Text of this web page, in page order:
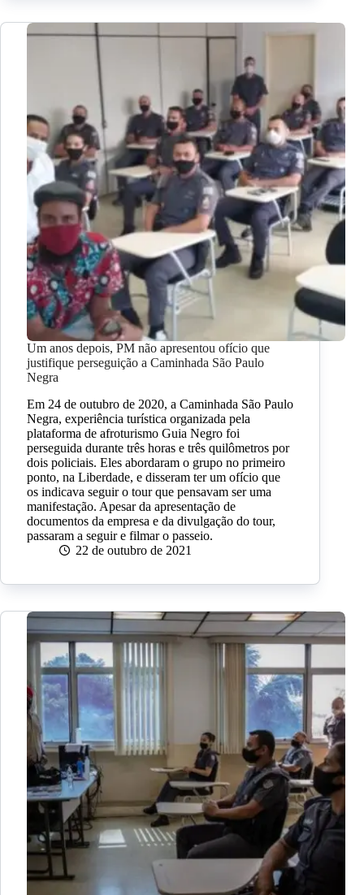
Um anos depois, PM não apresentou ofício que
justifique perseguição a Caminhada São Paulo
Negra
Em 24 de outubro de 2020, a Caminhada São Paulo
Negra, experiência turística organizada pela
plataforma de afroturismo Guia Negro foi
perseguida durante três horas e três quilômetros por
dois policiais. Eles abordaram o grupo no primeiro
ponto, na Liberdade, e disseram ter um ofício que
os indicava seguir o tour que pensavam ser uma
manifestação. Apesar da apresentação de
documentos da empresa e da divulgação do tour,
passaram a seguir e filmar o passeio.
22 de outubro de 2021